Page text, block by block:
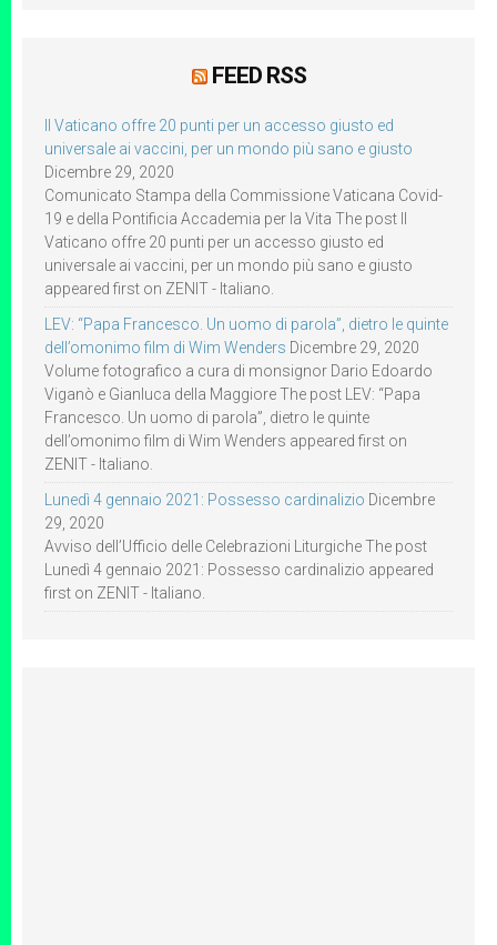
FEED RSS
Il Vaticano offre 20 punti per un accesso giusto ed
universale ai vaccini, per un mondo più sano e giusto
Dicembre 29, 2020
Comunicato Stampa della Commissione Vaticana Covid-
19 e della Pontificia Accademia per la Vita The post Il
Vaticano offre 20 punti per un accesso giusto ed
universale ai vaccini, per un mondo più sano e giusto
appeared first on ZENIT - Italiano.
LEV: “Papa Francesco. Un uomo di parola”, dietro le quinte
dell’omonimo film di Wim Wenders Dicembre 29, 2020
Volume fotografico a cura di monsignor Dario Edoardo
Viganò e Gianluca della Maggiore The post LEV: “Papa
Francesco. Un uomo di parola”, dietro le quinte
dell’omonimo film di Wim Wenders appeared first on
ZENIT - Italiano.
Lunedì 4 gennaio 2021: Possesso cardinalizio Dicembre
29, 2020
Avviso dell’Ufficio delle Celebrazioni Liturgiche The post
Lunedì 4 gennaio 2021: Possesso cardinalizio appeared
first on ZENIT - Italiano.